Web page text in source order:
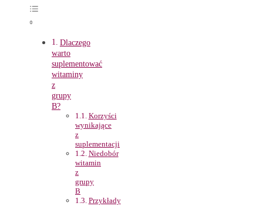
Dlaczego
warto
suplementować
witaminy
z
grupy
B?
Korzyści
wynikające
z
suplementacji
Niedobór
witamin
z
grupy
B
Przykłady